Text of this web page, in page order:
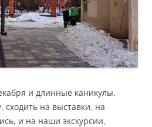
и длинные каникулы.
сходить на выставки, на
и на наши экскурсии,